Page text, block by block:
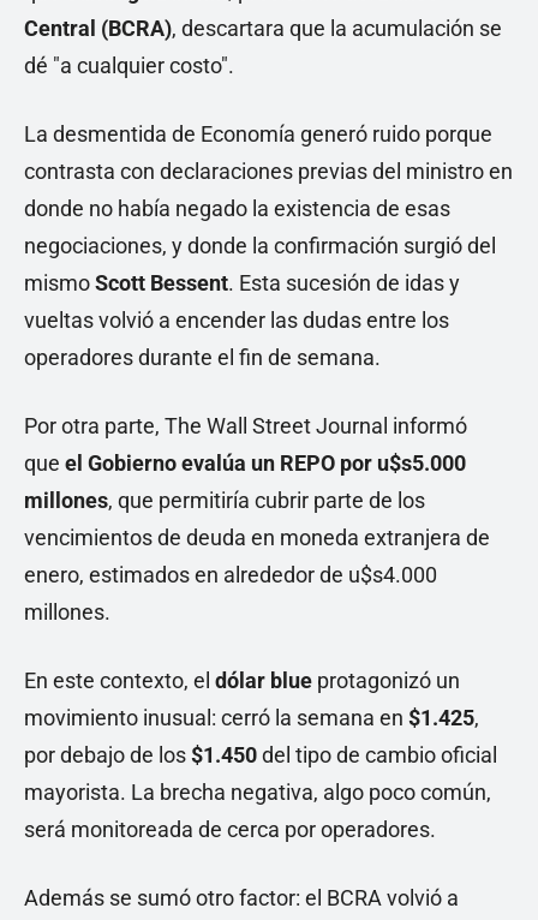
Central (BCRA), descartara que la acumulación se
dé "a cualquier costo".
La desmentida de Economía generó ruido porque
contrasta con declaraciones previas del ministro en
donde no había negado la existencia de esas
negociaciones, y donde la confirmación surgió del
mismoScott Bessent. Esta sucesión de idas y
vueltas volvió a encender las dudas entre los
operadores durante el fin de semana.
Por otra parte, The Wall Street Journal informó
que el Gobierno evalúa un REPO por u$s5.000
millones, que permitiría cubrir parte de los
vencimientos de deuda en moneda extranjera de
enero, estimados en alrededor de u$s4.000
millones.
En este contexto, el dólar blue protagonizó un
movimiento inusual: cerró la semana en $1.425,
por debajo de los$1.450del tipo de cambio oficial
mayorista. La brecha negativa, algo poco común,
será monitoreada de cerca por operadores.
Además se sumó otro factor: el BCRA volvió a